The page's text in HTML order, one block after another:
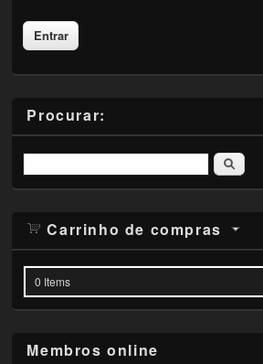
Procurar:
Pesquisar
Carrinho de compras
0 Items
Membros online